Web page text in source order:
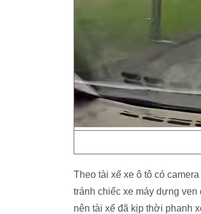
Theo tài xế xe ô tô có
tránh chiếc xe máy dựng
nên tài xế đã kịp thời phanh